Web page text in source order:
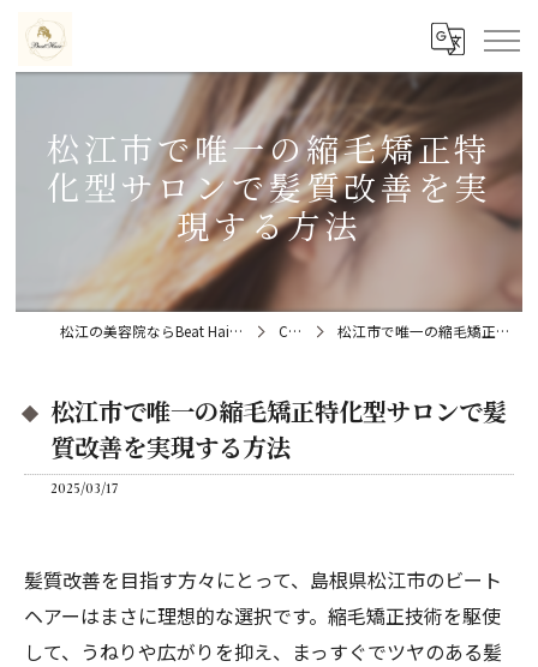
松江市で唯一の縮毛矯正特
化型サロンで髪質改善を実
現する方法
松江の美容院ならBeat Hair（ビートヘアー）髪質改善特化型サロン Column 松江市で唯一の縮毛矯正特化型サロンで髪質改善を実現する方法
松江市で唯一の縮毛矯正特化型サロンで髪
質改善を実現する方法
2025/03/17
髪質改善を目指す方々にとって、島根県松江市のビート
ヘアーはまさに理想的な選択です。縮毛矯正技術を駆使
して、うねりや広がりを抑え、まっすぐでツヤのある髪